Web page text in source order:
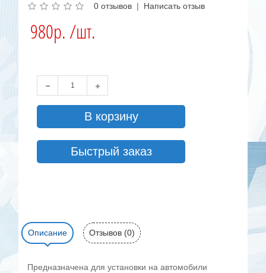
0 отзывов | Написать отзыв
980р. /шт.
В корзину
Быстрый заказ
Описание Отзывов (0)
Предназначена для установки на автомобили